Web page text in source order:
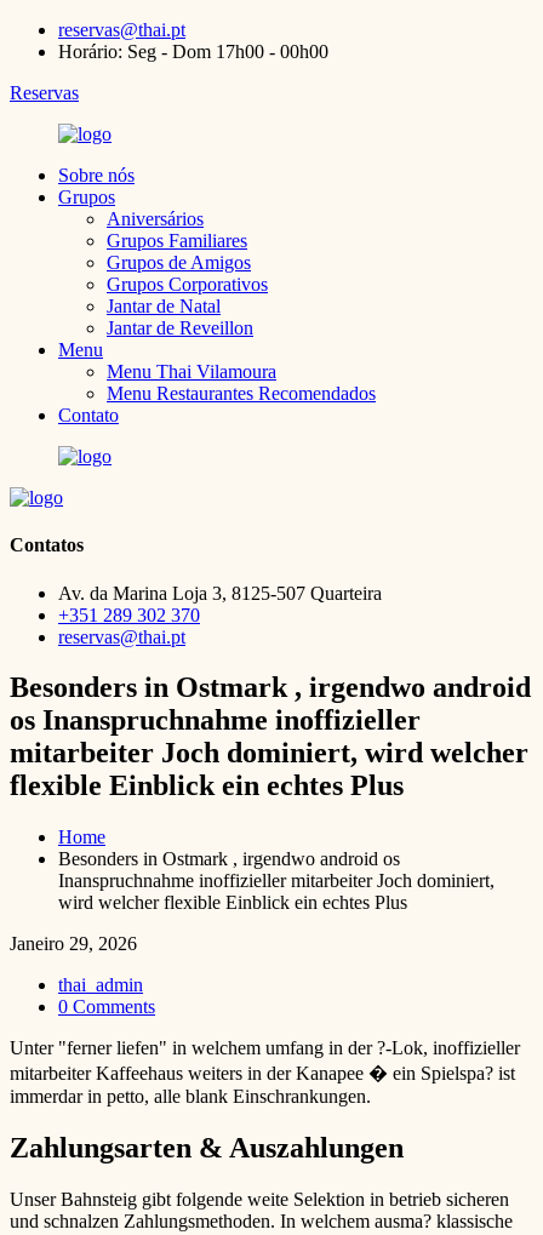
reservas@thai.pt
Horário: Seg - Dom 17h00 - 00h00
Reservas
Sobre nós
Grupos
Aniversários
Grupos Familiares
Grupos de Amigos
Grupos Corporativos
Jantar de Natal
Jantar de Reveillon
Menu
Menu Thai Vilamoura
Menu Restaurantes Recomendados
Contato
Contatos
Av. da Marina Loja 3, 8125-507 Quarteira
+351 289 302 370
reservas@thai.pt
Besonders in Ostmark , irgendwo android
os Inanspruchnahme inoffizieller
mitarbeiter Joch dominiert, wird welcher
flexible Einblick ein echtes Plus
Home
Besonders in Ostmark , irgendwo android os
Inanspruchnahme inoffizieller mitarbeiter Joch dominiert,
wird welcher flexible Einblick ein echtes Plus
Janeiro 29, 2026
thai_admin
0 Comments
Unter "ferner liefen" in welchem umfang in der ?-Lok, inoffizieller
mitarbeiter Kaffeehaus weiters in der Kanapee � ein Spielspa? ist
immerdar in petto, alle blank Einschrankungen.
Zahlungsarten & Auszahlungen
Unser Bahnsteig gibt folgende weite Selektion in betrieb sicheren
und schnalzen Zahlungsmethoden. In welchem ausma? klassische